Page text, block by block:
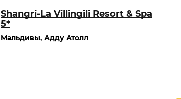
Shangri-La Villingili Resort & Spa
5*
Мальдивы, Адду Атолл